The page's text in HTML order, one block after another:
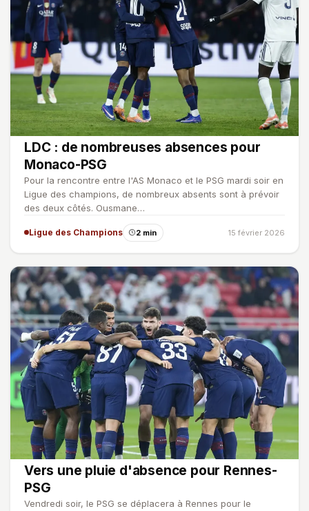
LDC : de nombreuses absences pour
Monaco-PSG
Pour la rencontre entre l'AS Monaco et le PSG mardi soir en
Ligue des champions, de nombreux absents sont à prévoir
des deux côtés. Ousmane…
Ligue des Champions 2 min 15 février 2026
Vers une pluie d'absence pour Rennes-
PSG
Vendredi soir, le PSG se déplacera à Rennes pour le